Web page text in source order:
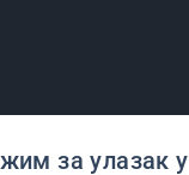
за улазак у